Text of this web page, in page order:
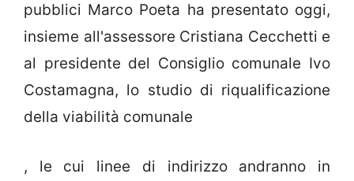
pubblici Marco Poeta ha presentato oggi,
insieme all'assessore Cristiana Cecchetti e
al presidente del Consiglio comunale Ivo
Costamagna, lo studio di riqualificazione
della viabilità comunale
, le cui linee di indirizzo andranno in